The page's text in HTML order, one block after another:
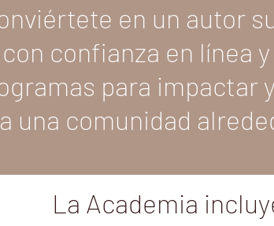
en un autor
confianza en línea
para impactar
una comunidad
La Academia